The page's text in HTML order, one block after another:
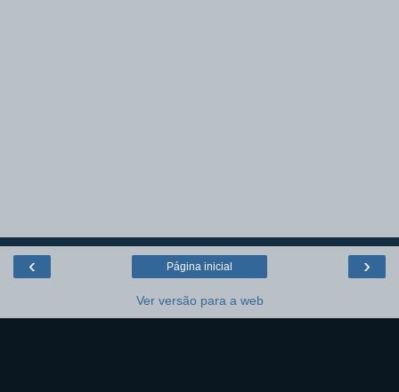
‹ ›
Página inicial
Ver versão para a web